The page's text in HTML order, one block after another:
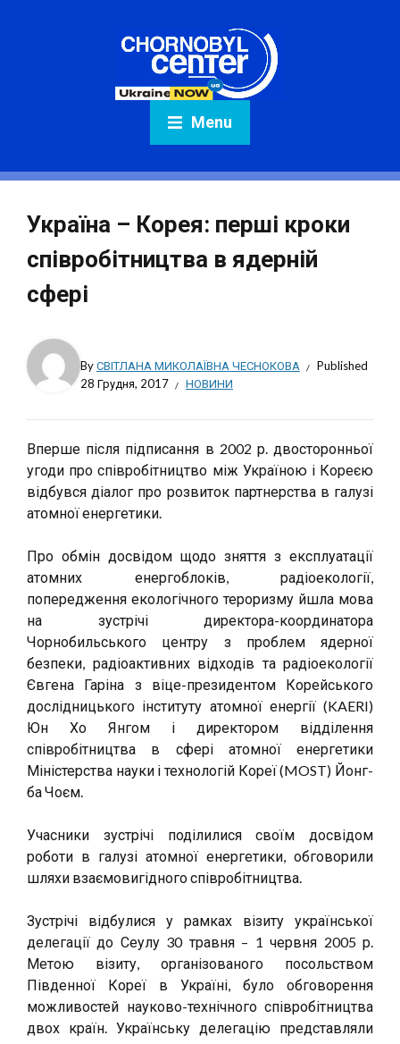
Menu
Україна – Корея: перші кроки
співробітництва в ядерній
сфері
ByСВІТЛАНА МИКОЛАЇВНА ЧЕСНОКОВА
Published
28 Грудня, 2017
НОВИНИ
Вперше після підписання в 2002 р. двосторонньої
угоди про співробітництво між Україною і Кореєю
відбувся діалог про розвиток партнерства в галузі
атомної енергетики.
Про обмін досвідом щодо зняття з експлуатації
атомних енергоблоків, радіоекології,
попередження екологічного тероризму йшла мова
на зустрічі директора-координатора
Чорнобильського центру з проблем ядерної
безпеки, радіоактивних відходів та радіоекології
Євгена Гаріна з віце-президентом Корейського
дослідницького інституту атомної енергії (KAERI)
Юн Хо Янгом і директором відділення
співробітництва в сфері атомної енергетики
Міністерства науки і технологій Кореї (MOST) Йонг-
ба Чоєм.
Учасники зустрічі поділилися своїм досвідом
роботи в галузі атомної енергетики, обговорили
шляхи взаємовигідного співробітництва.
Зустрічі відбулися у рамках візиту української
делегації до Сеулу 30 травня – 1 червня 2005 р.
Метою візиту, організованого посольством
Південної Кореї в Україні, було обговорення
можливостей науково-технічного співробітництва
двох країн. Українську делегацію представляли